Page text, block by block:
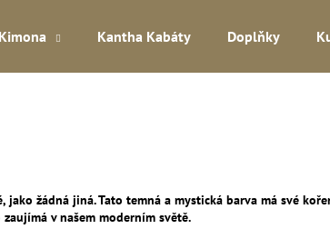
Kimona Kantha Kabáty Doplňky
žádná jiná. Tato temná a mystická barva má své
v našem moderním světě.